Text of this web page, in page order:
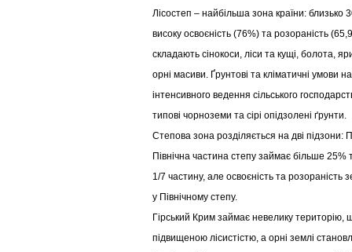
Лісостеп – найбільша зона країни: близько
високу освоєність (76%) та розораність
складають сінокоси, ліси та кущі, болота,
орні масиви. Ґрунтові та кліматичні умови
інтенсивного ведення сільського
типові чорноземи та сірі опідзолені ґрунти.
Степова зона розділяється на дві підзони:
Північна частина степу займає більше 25%
1/7 частину, але освоєність та розораність
у Північному степу.
Гірський Крим займає невелику територію,
підвищеною лісистістю, а орні землі